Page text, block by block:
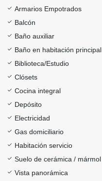
Armarios Empotrados
Balcón
Baño auxiliar
Baño en habitación principal
Biblioteca/Estudio
Clósets
Cocina integral
Depósito
Electricidad
Gas domiciliario
Habitación servicio
Suelo de cerámica / mármol
Vista panorámica